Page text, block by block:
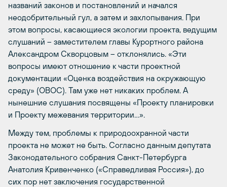
названий законов и постановлений и начался
неодобрительный гул, а затем и захлопывания. При
этом вопросы, касающиеся экологии проекта, ведущим
слушаний – заместителем главы Курортного района
Александром Скворцовым – отклонялись. «Эти
вопросы имеют отношение к части проектной
документации «Оценка воздействия на окружающую
среду» (ОВОС). Там уже нет никаких проблем. А
нынешние слушания посвящены «Проекту планировки
и Проекту межевания территории…».
Между тем, проблемы к природоохранной части
проекта не может не быть. Согласно данным депутата
Законодательного собрания Санкт-Петербурга
Анатолия Кривенченко («Справедливая Россия»), до
сих пор нет заключения государственной